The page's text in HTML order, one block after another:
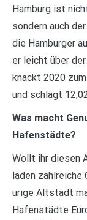
Hamburg ist
sondern auch
die Hamburger
er leicht über
knackt 2020
und schlägt
Was macht
Hafenstädte?
Wollt ihr diesen
laden zahlreiche
urige Altstadt
Hafenstädte